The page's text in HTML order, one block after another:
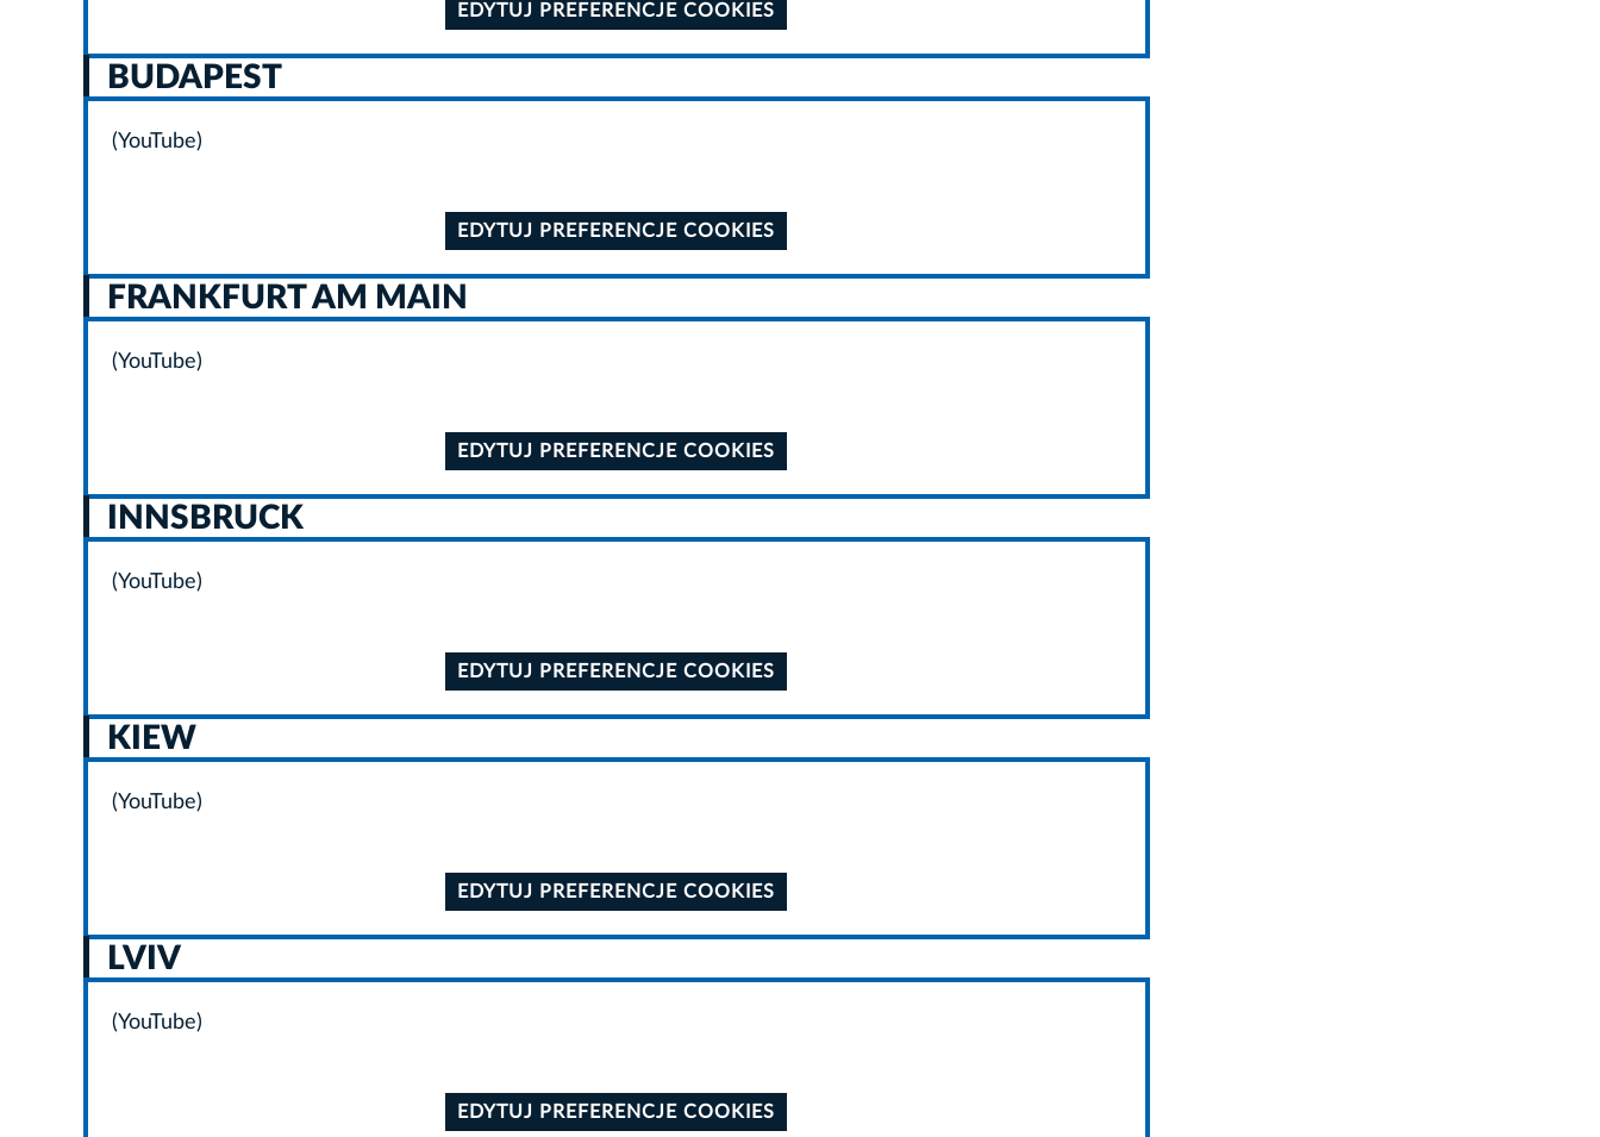
EDYTUJ PREFERENCJE COOKIES
BUDAPEST
(YouTube)
EDYTUJ PREFERENCJE COOKIES
FRANKFURT AM MAIN
(YouTube)
EDYTUJ PREFERENCJE COOKIES
INNSBRUCK
(YouTube)
EDYTUJ PREFERENCJE COOKIES
KIEW
(YouTube)
EDYTUJ PREFERENCJE COOKIES
LVIV
(YouTube)
EDYTUJ PREFERENCJE COOKIES